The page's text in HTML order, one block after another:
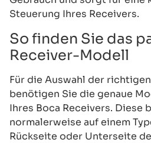
Steuerung Ihres Receivers.
So finden Sie das
Receiver-Modell
Für die Auswahl der
benötigen Sie die genaue
Ihres Boca Receivers. Diese
normalerweise auf einem
Rückseite oder Unterseite